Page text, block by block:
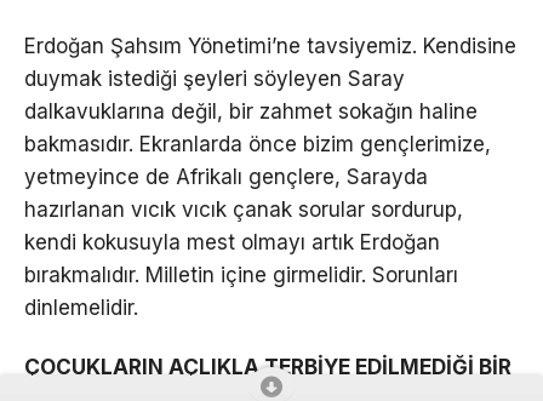
Erdoğan Şahsım Yönetimi’ne tavsiyemiz. Kendisine
duymak istediği şeyleri söyleyen Saray
dalkavuklarına değil, bir zahmet sokağın haline
bakmasıdır. Ekranlarda önce bizim gençlerimize,
yetmeyince de Afrikalı gençlere, Sarayda
hazırlanan vıcık vıcık çanak sorular sordurup,
kendi kokusuyla mest olmayı artık Erdoğan
bırakmalıdır. Milletin içine girmelidir. Sorunları
dinlemelidir.
ÇOCUKLARIN AÇLIKLA TERBİYE EDİLMEDİĞİ BİR